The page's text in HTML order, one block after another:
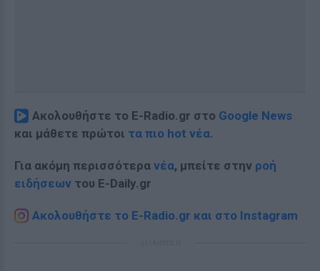
Ακολουθήστε το E-Radio.gr στο Google News
και μάθετε πρώτοι τα πιο hot νέα.
Για ακόμη περισσότερα νέα, μπείτε στην ροή
ειδήσεων του E-Daily.gr
Ακολουθήστε το E-Radio.gr και στο Instagram